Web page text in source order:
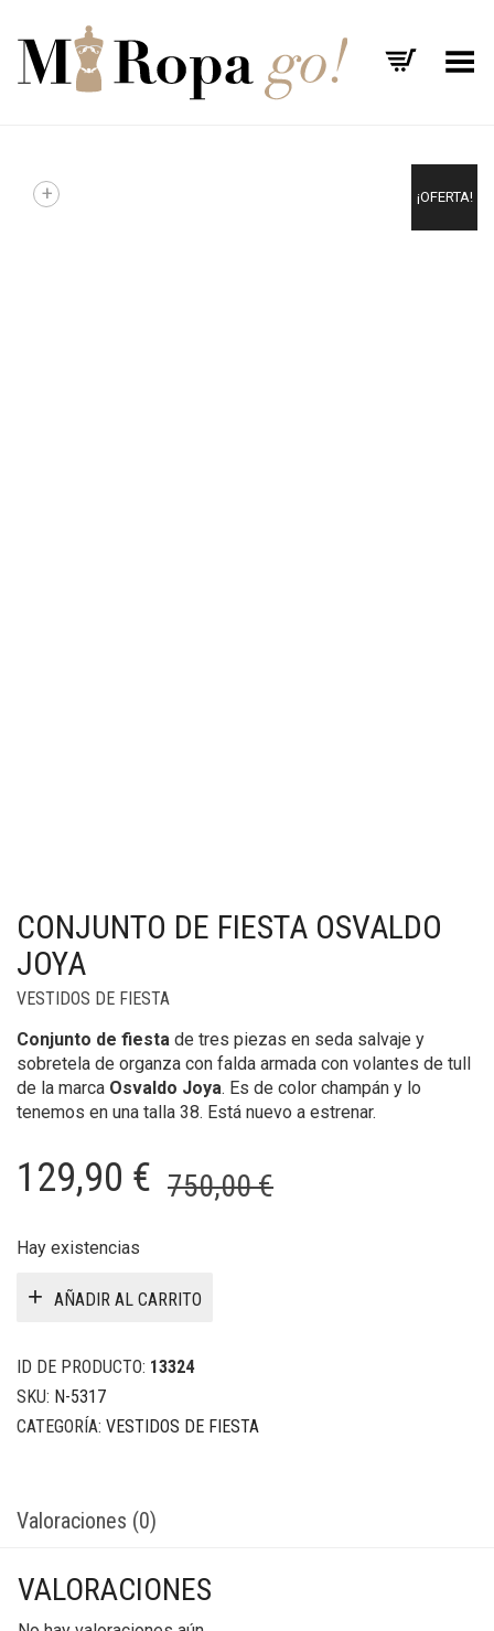
Menú
¡OFERTA!
+
CONJUNTO DE FIESTA OSVALDO
JOYA
VESTIDOS DE FIESTA
Conjunto de fiesta de tres piezas en seda salvaje y
sobretela de organza con falda armada con volantes de tull
de la marca Osvaldo Joya. Es de color champán y lo
tenemos en una talla 38. Está nuevo a estrenar.
750,00€El
129,90 €
El
Hay existencias
AÑADIR AL CARRITO
ID DE PRODUCTO: 13324
SKU: N-5317
CATEGORÍA: VESTIDOS DE FIESTA
Valoraciones (0)
VALORACIONES